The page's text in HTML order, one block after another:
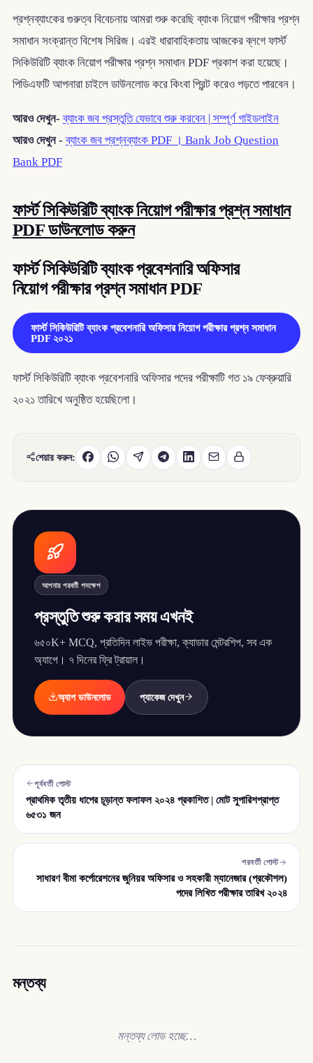
প্রশ্নব্যাংকের গুরুত্ব বিবেচনায় আমরা শুরু করেছি ব্যাংক নিয়োগ পরীক্ষার প্রশ্ন
সমাধান সংক্রান্ত বিশেষ সিরিজ। এরই ধারাবাহিকতায় আজকের ব্লগে ফার্স্ট
সিকিউরিটি ব্যাংক নিয়োগ পরীক্ষার প্রশ্ন সমাধান PDF প্রকাশ করা হয়েছে।
পিডিএফটি আপনারা চাইলে ডাউনলোড করে কিংবা প্রিন্ট করেও পড়তে পারবেন।
আরও দেখুন-ব্যাংক জব প্রস্তুতি যেভাবে শুরু করবেন | সম্পূর্ণ গাইডলাইন
আরও দেখুন -ব্যাংক জব প্রশ্নব্যাংক PDF । Bank Job Question
Bank PDF
ফার্স্ট সিকিউরিটি ব্যাংক নিয়োগ পরীক্ষার প্রশ্ন সমাধান
PDF ডাউনলোড করুন
ফার্স্ট সিকিউরিটি ব্যাংক প্রবেশনারি অফিসার
নিয়োগ পরীক্ষার প্রশ্ন সমাধান PDF
ফার্স্ট সিকিউরিটি ব্যাংক প্রবেশনারি অফিসার নিয়োগ পরীক্ষার প্রশ্ন সমাধান
PDF ২০২১
ফার্স্ট সিকিউরিটি ব্যাংক প্রবেশনারি অফিসার পদের পরীক্ষাটি গত ১৯ ফেব্রুয়ারি
২০২১ তারিখে অনুষ্ঠিত হয়েছিলো।
শেয়ার করুন:
আপনার পরবর্তী পদক্ষেপ
প্রস্তুতি শুরু করার সময় এখনই
৬৫০K+ MCQ, প্রতিদিন লাইভ পরীক্ষা, ক্যাডার মেন্টরশিপ, সব এক
অ্যাপে। ৭ দিনের ফ্রি ট্রায়াল।
অ্যাপ ডাউনলোড প্যাকেজ দেখুন
পূর্ববর্তী পোস্ট
প্রাথমিক তৃতীয় ধাপের চূড়ান্ত ফলাফল ২০২৪ প্রকাশিত | মোট সুপারিশপ্রাপ্ত
৬৫৩১ জন
পরবর্তী পোস্ট
সাধারণ বীমা কর্পোরেশনের জুনিয়র অফিসার ও সহকারী ম্যানেজার (প্রকৌশল)
পদের লিখিত পরীক্ষার তারিখ ২০২৪
মন্তব্য
মন্তব্য লোড হচ্ছে…